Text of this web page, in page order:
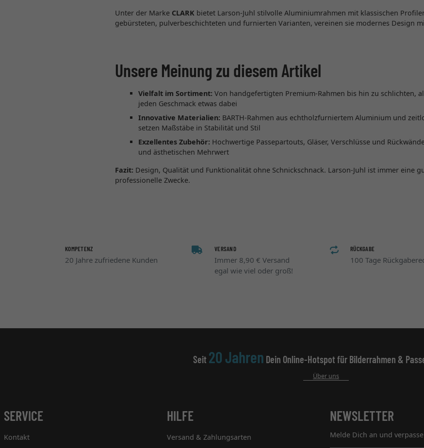
Unter der Marke CLARK bietet Larson-Juhl stilvolle Aluminiumrahmen mit klassischen
gebürsteten, pulverbeschichteten und furnierten Varianten, vereinen sie modernes Design
Unsere Meinung zu diesem Artikel
Vielfalt im Sortiment: Von handgefertigten Premium-Rahmen bis hin zu schlichten,
jeden Geschmack etwas dabei
Innovative Materialien: BARTH-Rahmen aus echtholzfurniertem Aluminium und
setzen Maßstäbe in Stabilität und Stil
Exzellentes Zubehör: Hochwertige Passepartouts, Gläser, Verschlüsse und
und ästhetischen Mehrwert
Fazit: Design, Qualität und Funktionalität ohne Schnickschnack. Larson-Juhl ist immer eine
professionelle Zwecke.
KOMPETENZ
20 Jahre zufriedene Kunden
VERSAND
Immer 8,90 € Versand
egal wie viel oder groß!
RÜCKGABE
100 Tage
Seit 20 Jahren Dein Online-Hotspot für Bilderrahmen &
Über uns
SERVICE
Kontakt
HILFE
Versand & Zahlungsarten
NEWSLETTER
Melde Dich an und